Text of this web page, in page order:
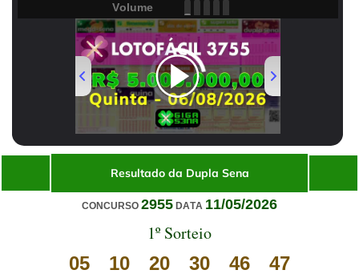
Volume
00:00/02:05
Resultado da Dupla Sena
CONCURSO 2955 DATA 11/05/2026
1º Sorteio
05
10 20 30 46 47